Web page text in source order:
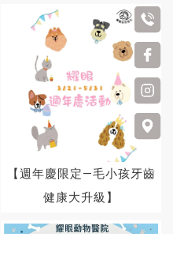
【週年慶限定—毛小孩牙齒
健康大升級】